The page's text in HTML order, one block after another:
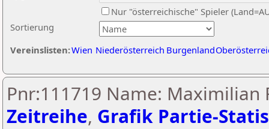
Sortierung
Nur "österreichische" Spieler
Vereinslisten:Wien Niederösterreich Burgenland
Pnr:111719 Name: Maximilian
Zeitreihe, Grafik Partie-